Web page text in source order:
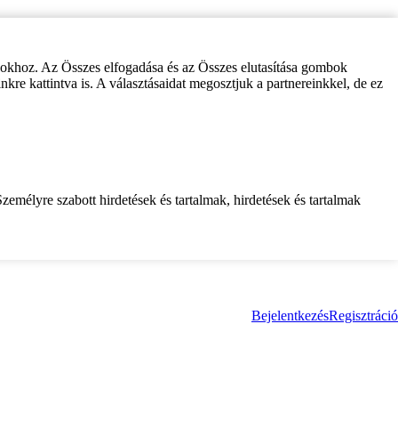
Az Összes elfogadása és az Összes elutasítása gombok
kattintva is. A választásaidat megosztjuk a partnereinkkel, de ez
szabott hirdetések és tartalmak, hirdetések és tartalmak
BejelentkezésRegisztráció